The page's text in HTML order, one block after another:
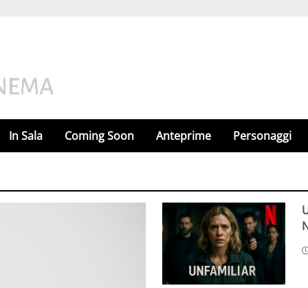
In Sala Coming Soon Anteprime Personaggi